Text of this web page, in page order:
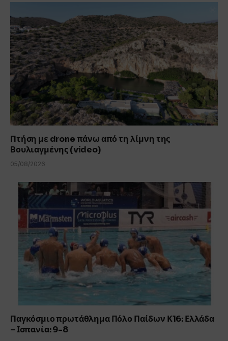
Πτήση με drone πάνω από τη λίμνη της
Βουλιαγμένης (video)
05/08/2026
Παγκόσμιο πρωτάθλημα Πόλο Παίδων Κ16: Ελλάδα
– Ισπανία: 9-8